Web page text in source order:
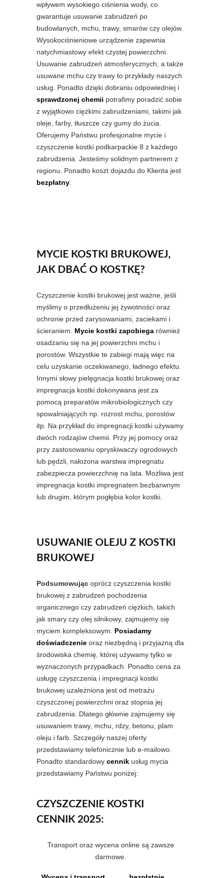
wpływem wysokiego ciśnienia wody, co
gwarantuje usuwanie zabrudzeń po
budowlanych, mchu, trawy, smarów czy olejów.
Wysokociśnieniowe urządzenie zapewnia
natychmiastowy efekt czystej powierzchni.
Usuwanie zabrudzeń atmosferycznych, a także
usuwane mchu czy trawy to przykłady naszych
usług. Ponadto dzięki dobraniu odpowiedniej i
sprawdzonej chemii potrafimy poradzić sobie
z wyjątkowo ciężkimi zabrudzeniami, takimi jak
oleje, farby, tłuszcze czy gumy do żucia.
Oferujemy Państwu profesjonalne mycie i
czyszczenie kostki podkarpackie 8 z każdego
zabrudzenia. Jesteśmy solidnym partnerem z
regionu. Ponadto koszt dojazdu do Klienta jest
bezpłatny.
MYCIE KOSTKI BRUKOWEJ,
JAK DBAĆ O KOSTKĘ?
Czyszczenie kostki brukowej jest ważne, jeśli
myślimy o przedłużeniu jej żywotności oraz
ochronie przed zarysowaniami, zaciekami i
ścieraniem. Mycie kostki zapobiega również
osadzaniu się na jej powierzchni mchu i
porostów. Wszystkie te zabiegi mają więc na
celu uzyskanie oczekiwanego, ładnego efektu.
Innymi słowy pielęgnacja kostki brukowej oraz
impregnacja kostki dokonywana jest za
pomocą preparatów mikrobiologicznych czy
spowalniających np. rozrost mchu, porostów
itp. Na przykład do impregnacji kostki używamy
dwóch rodzajów chemii. Przy jej pomocy oraz
przy zastosowaniu opryskiwaczy ogrodowych
lub pędzli, nałożona warstwa impregnatu
zabezpiecza powierzchnię na lata. Możliwa jest
impregnacja kostki impregnatem bezbarwnym
lub drugim, którym pogłębia kolor kostki.
USUWANIE OLEJU Z KOSTKI
BRUKOWEJ
Podsumowując oprócz czyszczenia kostki
brukowej z zabrudzeń pochodzenia
organicznego czy zabrudzeń ciężkich, takich
jak smary czy olej silnikowy, zajmujemy się
myciem kompleksowym. Posiadamy
doświadczenie oraz niezbędną i przyjazną dla
środowiska chemię, której używamy tylko w
wyznaczonych przypadkach. Ponadto cena za
usługę czyszczenia i impregnacji kostki
brukowej uzależniona jest od metrażu
czyszczonej powierzchni oraz stopnia jej
zabrudzenia. Dlatego głównie zajmujemy się
usuwaniem trawy, mchu, rdzy, betonu, plam
oleju i farb. Szczegóły naszej oferty
przedstawiamy telefonicznie lub e-mailowo.
Ponadto standardowy cennik usług mycia
przedstawiamy Państwu poniżej:
CZYSZCZENIE KOSTKI
CENNIK 2025:
Transport oraz wycena online są zawsze
darmowe.